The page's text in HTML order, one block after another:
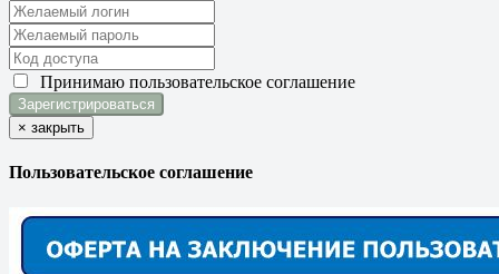
Принимаю пользовательское соглашение
× закрыть
Пользовательское соглашение